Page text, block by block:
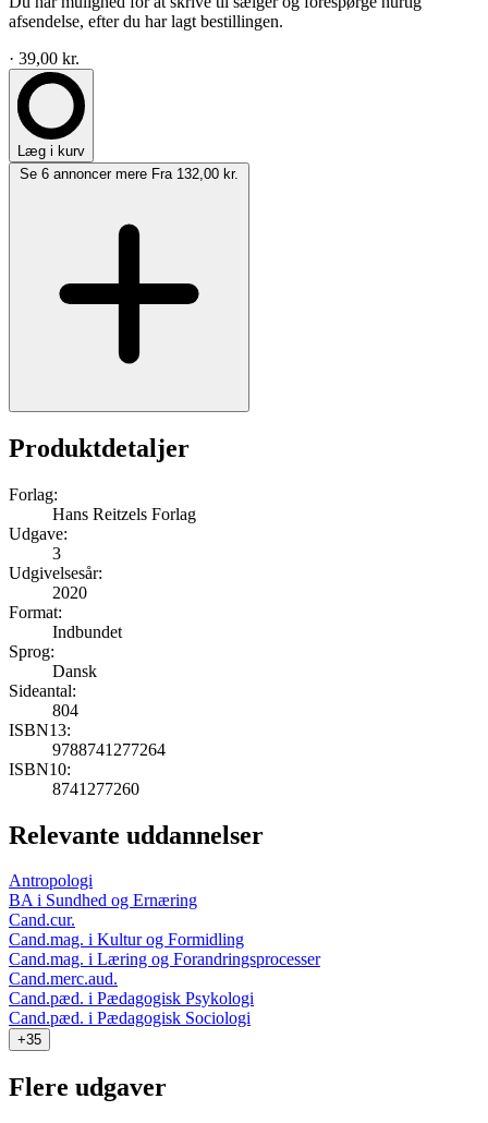
afsendelse, efter du har lagt bestillingen.
· 39,00 kr.
Læg i kurv
Se 6 annoncer mere Fra 132,00 kr.
Produktdetaljer
Forlag:
Hans Reitzels Forlag
Udgave:
3
Udgivelsesår:
2020
Format:
Indbundet
Sprog:
Dansk
Sideantal:
804
ISBN13:
9788741277264
ISBN10:
8741277260
Relevante uddannelser
Antropologi
BA i Sundhed og Ernæring
Cand.cur.
Cand.mag. i Kultur og Formidling
Cand.mag. i Læring og Forandringsprocesser
Cand.merc.aud.
Cand.pæd. i Pædagogisk Psykologi
Cand.pæd. i Pædagogisk Sociologi
+35
Flere udgaver